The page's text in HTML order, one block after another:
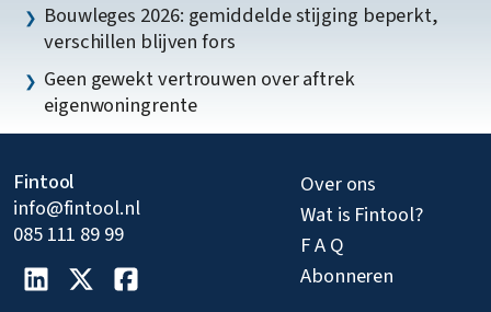
Bouwleges 2026: gemiddelde stijging beperkt,
verschillen blijven fors
Geen gewekt vertrouwen over aftrek
eigenwoningrente
Fintool
info@fintool.nl
085 111 89 99
Over ons
Wat is Fintool?
F A Q
Abonneren